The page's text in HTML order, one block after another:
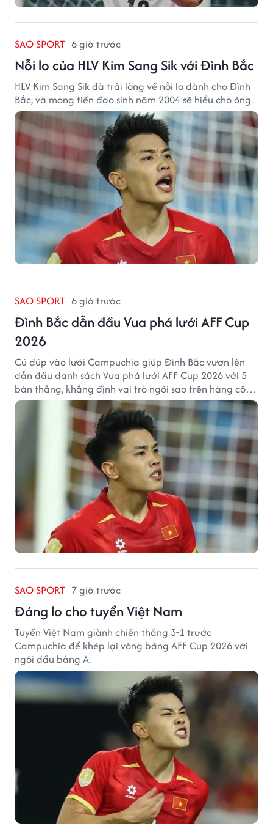
SAO SPORT 6 giờ trước
Nỗi lo của HLV Kim Sang Sik với Đình Bắc
HLV Kim Sang Sik đã trải lòng về nỗi lo dành cho Đình
Bắc, và mong tiền đạo sinh năm 2004 sẽ hiểu cho ông.
SAO SPORT 6 giờ trước
Đình Bắc dẫn đầu Vua phá lưới AFF Cup
2026
Cú đúp vào lưới Campuchia giúp Đình Bắc vươn lên
dẫn đầu danh sách Vua phá lưới AFF Cup 2026 với 5
bàn thắng, khẳng định vai trò ngôi sao trên hàng công
tuyển Việt Nam.
SAO SPORT 7 giờ trước
Đáng lo cho tuyển Việt Nam
Tuyển Việt Nam giành chiến thắng 3-1 trước
Campuchia để khép lại vòng bảng AFF Cup 2026 với
ngôi đầu bảng A.